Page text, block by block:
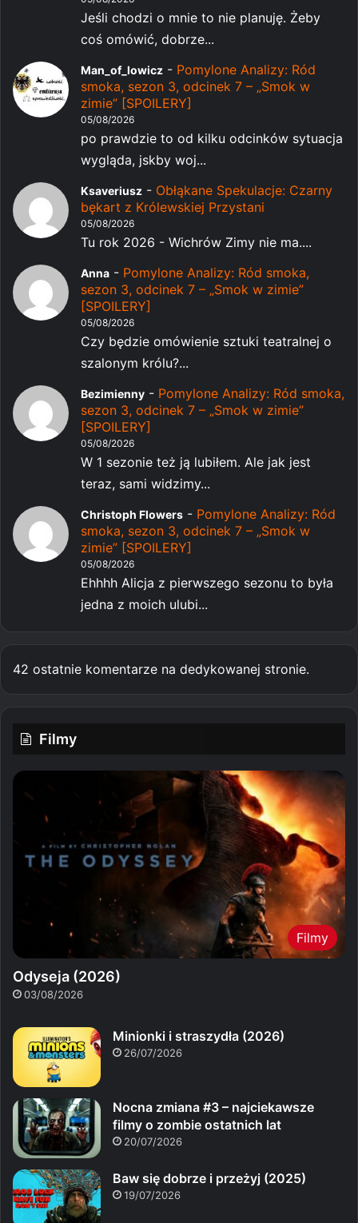
Jeśli chodzi o mnie to nie planuję. Żeby
coś omówić, dobrze...
Man_of_lowicz - Pomylone Analizy: Ród
smoka, sezon 3, odcinek 7 – „Smok w
zimie” [SPOILERY]
05/08/2026
po prawdzie to od kilku odcinków sytuacja
wygląda, jskby woj...
Ksaveriusz - Obłąkane Spekulacje: Czarny
bękart z Królewskiej Przystani
05/08/2026
Tu rok 2026 - Wichrów Zimy nie ma....
Anna - Pomylone Analizy: Ród smoka,
sezon 3, odcinek 7 – „Smok w zimie”
[SPOILERY]
05/08/2026
Czy będzie omówienie sztuki teatralnej o
szalonym królu?...
Bezimienny - Pomylone Analizy: Ród smoka,
sezon 3, odcinek 7 – „Smok w zimie”
[SPOILERY]
05/08/2026
W 1 sezonie też ją lubiłem. Ale jak jest
teraz, sami widzimy...
Christoph Flowers - Pomylone Analizy: Ród
smoka, sezon 3, odcinek 7 – „Smok w
zimie” [SPOILERY]
05/08/2026
Ehhhh Alicja z pierwszego sezonu to była
jedna z moich ulubi...
42 ostatnie komentarze na dedykowanej stronie.
Filmy
Filmy
Odyseja (2026)
03/08/2026
Minionki i straszydła (2026)
26/07/2026
Nocna zmiana #3 – najciekawsze
filmy o zombie ostatnich lat
20/07/2026
Baw się dobrze i przeżyj (2025)
19/07/2026